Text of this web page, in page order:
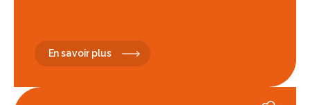
En savoir plus